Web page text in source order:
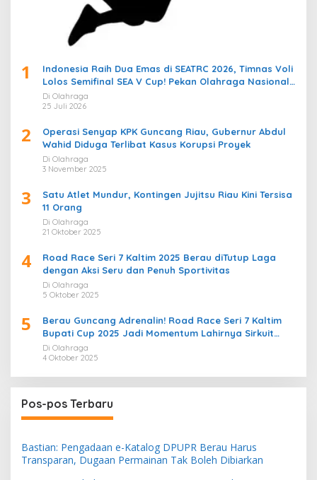
1
Indonesia Raih Dua Emas di SEATRC 2026, Timnas Voli
Lolos Semifinal SEA V Cup! Pekan Olahraga Nasional
Bergemuruh
Di Olahraga
25 Juli 2026
2
Operasi Senyap KPK Guncang Riau, Gubernur Abdul
Wahid Diduga Terlibat Kasus Korupsi Proyek
Di Olahraga
3 November 2025
3
Satu Atlet Mundur, Kontingen Jujitsu Riau Kini Tersisa
11 Orang
Di Olahraga
21 Oktober 2025
4
Road Race Seri 7 Kaltim 2025 Berau diTutup Laga
dengan Aksi Seru dan Penuh Sportivitas
Di Olahraga
5 Oktober 2025
5
Berau Guncang Adrenalin! Road Race Seri 7 Kaltim
Bupati Cup 2025 Jadi Momentum Lahirnya Sirkuit
Permanen 2026
Di Olahraga
4 Oktober 2025
Pos-pos Terbaru
Bastian: Pengadaan e-Katalog DPUPR Berau Harus
Transparan, Dugaan Permainan Tak Boleh Dibiarkan